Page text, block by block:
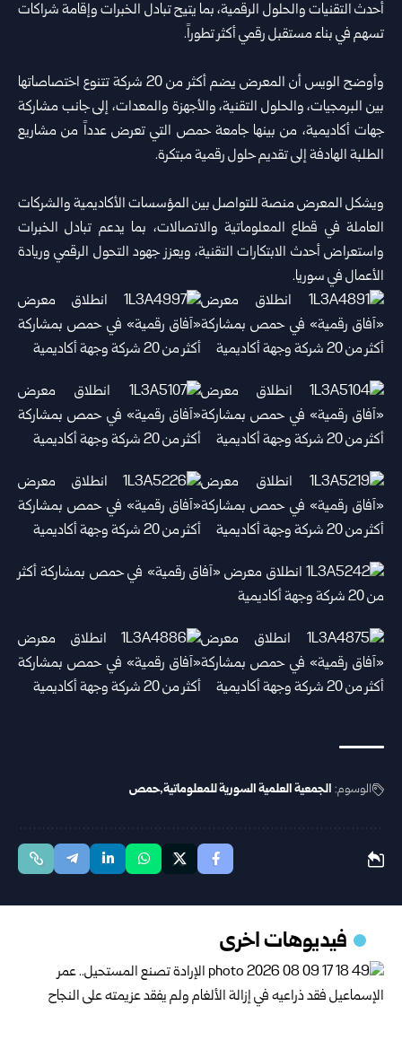
أحدث التقنيات والحلول الرقمية، بما يتيح تبادل الخبرات وإقامة شراكات
تسهم في بناء مستقبل رقمي أكثر تطوراً.
وأوضح الويس أن المعرض يضم أكثر من 20 شركة تتنوع اختصاصاتها
بين البرمجيات، والحلول التقنية، والأجهزة والمعدات، إلى جانب مشاركة
جهات أكاديمية، من بينها جامعة حمص التي تعرض عدداً من مشاريع
الطلبة الهادفة إلى تقديم حلول رقمية مبتكرة.
ويشكل المعرض منصة للتواصل بين المؤسسات الأكاديمية والشركات
العاملة في قطاع المعلوماتية والاتصالات، بما يدعم تبادل الخبرات
واستعراض أحدث الابتكارات التقنية، ويعزز جهود التحول الرقمي وريادة
الأعمال في سوريا.
الوسوم: الجمعية العلمية السورية للمعلوماتية حمص
فيديوهات اخرى